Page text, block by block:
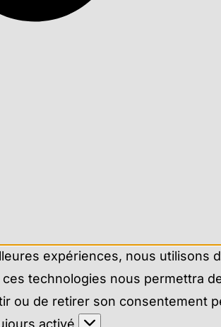
expériences, nous utilisons
technologies nous permettra
ou de retirer son consentement
activé